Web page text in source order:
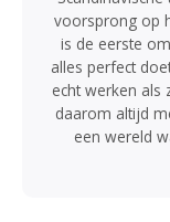
voorsprong op
is de eerste
alles perfect
echt werken als
daarom altijd
een wereld